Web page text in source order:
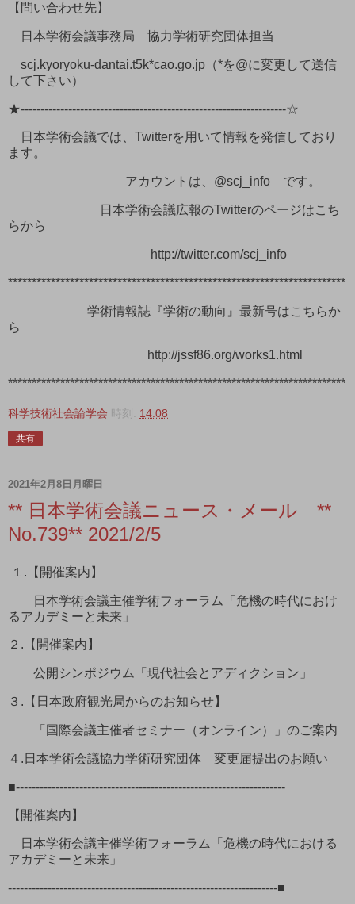
【問い合わせ先】
日本学術会議事務局 協力学術研究団体担当
scj.kyoryoku-dantai.t5k*cao.go.jp（*を@に変更して送信
して下さい）
★-------------------------------------------------------------------☆
日本学術会議では、Twitterを用いて情報を発信しており
ます。
アカウントは、@scj_info です。
日本学術会議広報のTwitterのページはこち
らから
http://twitter.com/scj_info
***********************************************************************
学術情報誌『学術の動向』最新号はこちらか
ら
http://jssf86.org/works1.html
***********************************************************************
科学技術社会論学会 時刻: 14:08
共有
2021年2月8日月曜日
** 日本学術会議ニュース・メール **
No.739** 2021/2/5
１.【開催案内】
日本学術会議主催学術フォーラム「危機の時代におけ
るアカデミーと未来」
２.【開催案内】
公開シンポジウム「現代社会とアディクション」
３.【日本政府観光局からのお知らせ】
「国際会議主催者セミナー（オンライン）」のご案内
４.日本学術会議協力学術研究団体 変更届提出のお願い
■--------------------------------------------------------------------
【開催案内】
日本学術会議主催学術フォーラム「危機の時代における
アカデミーと未来」
--------------------------------------------------------------------■